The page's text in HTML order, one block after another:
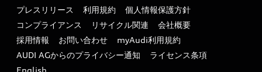
ファイナンス
キャンペーン / イベント
買取査定
リサイクル法
よくある質問（FAQ）
プレスリリース 利用規約
個人情報保護方針
コンプライアンス
リサイクル関連
会社概要
採用情報
お問い合わせ
myAudi利用規約
AUDI AGからのプライバシー通知
ライセンス条項
English